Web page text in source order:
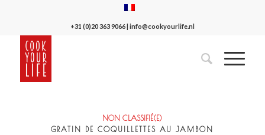
+31 (0)20 363 9066| info@cookyourlife.nl
NON CLASSIFIÉ(E)
GRATIN DE COQUILLETTES AU JAMBON